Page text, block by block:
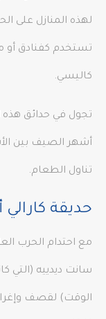
لهذه المنازل على
تستخدم كفنادق أو
كاليسي.
تجول في حدائق هذه
أشهر الصيف بين
تناول الطعام.
حديقة كارالي
مع احتدام الحرب
سانت ديدييه (التي